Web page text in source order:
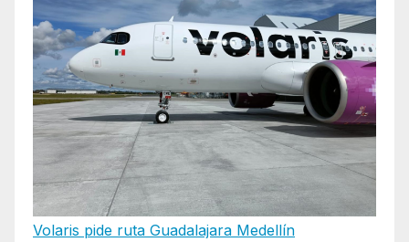
Volaris pide ruta Guadalajara Medellín